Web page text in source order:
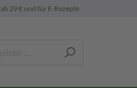
ab 29 € und für E-Rezepte